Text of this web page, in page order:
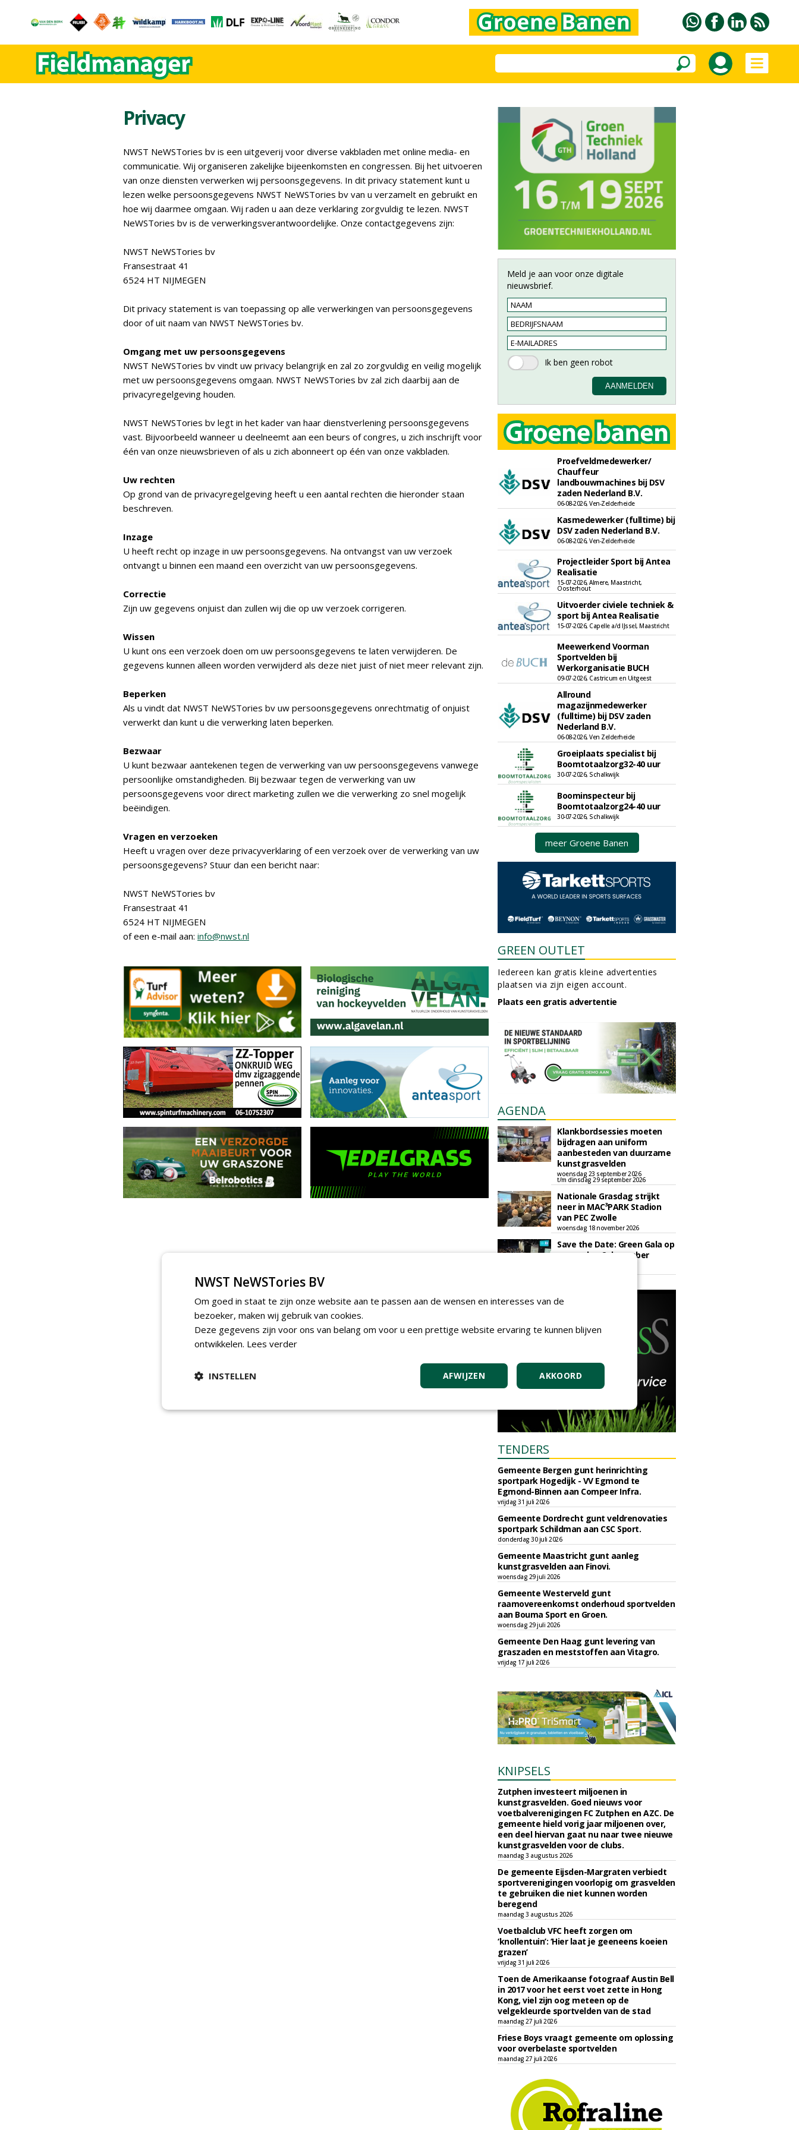
Privacy
NWST NeWSTories bv is een uitgeverij voor diverse vakbladen met online media- en
communicatie. Wij organiseren zakelijke bijeenkomsten en congressen. Bij het uitvoeren
van onze diensten verwerken wij persoonsgegevens. In dit privacy statement kunt u
lezen welke persoonsgegevens NWST NeWSTories bv van u verzamelt en gebruikt en
hoe wij daarmee omgaan. Wij raden u aan deze verklaring zorgvuldig te lezen. NWST
NeWSTories bv is de verwerkingsverantwoordelijke. Onze contactgegevens zijn:
NWST NeWSTories bv
Fransestraat 41
6524 HT NIJMEGEN
Dit privacy statement is van toepassing op alle verwerkingen van persoonsgegevens
door of uit naam van NWST NeWSTories bv.
Omgang met uw persoonsgegevens
NWST NeWSTories bv vindt uw privacy belangrijk en zal zo zorgvuldig en veilig mogelijk
met uw persoonsgegevens omgaan. NWST NeWSTories bv zal zich daarbij aan de
privacyregelgeving houden.
NWST NeWSTories bv legt in het kader van haar dienstverlening persoonsgegevens
vast. Bijvoorbeeld wanneer u deelneemt aan een beurs of congres, u zich inschrijft voor
één van onze nieuwsbrieven of als u zich abonneert op één van onze vakbladen.
Uw rechten
Op grond van de privacyregelgeving heeft u een aantal rechten die hieronder staan
beschreven.
Inzage
U heeft recht op inzage in uw persoonsgegevens. Na ontvangst van uw verzoek
ontvangt u binnen een maand een overzicht van uw persoonsgegevens.
Correctie
Zijn uw gegevens onjuist dan zullen wij die op uw verzoek corrigeren.
Wissen
U kunt ons een verzoek doen om uw persoonsgegevens te laten verwijderen. De
gegevens kunnen alleen worden verwijderd als deze niet juist of niet meer relevant zijn.
Beperken
Als u vindt dat NWST NeWSTories bv uw persoonsgegevens onrechtmatig of onjuist
verwerkt dan kunt u die verwerking laten beperken.
Bezwaar
U kunt bezwaar aantekenen tegen de verwerking van uw persoonsgegevens vanwege
persoonlijke omstandigheden. Bij bezwaar tegen de verwerking van uw
persoonsgegevens voor direct marketing zullen we die verwerking zo snel mogelijk
beëindigen.
Vragen en verzoeken
Heeft u vragen over deze privacyverklaring of een verzoek over de verwerking van uw
persoonsgegevens? Stuur dan een bericht naar:
NWST NeWSTories bv
Fransestraat 41
6524 HT NIJMEGEN
of een e-mail aan: info@nwst.nl
Meld je aan voor onze digitale
nieuwsbrief.
Proefveldmedewerker/
Chauffeur
landbouwmachines bij DSV
zaden Nederland B.V.
06-08-2026, Ven-Zelderheide
Kasmedewerker (fulltime) bij
DSV zaden Nederland B.V.
06-08-2026, Ven-Zelderheide
Projectleider Sport bij Antea
Realisatie
15-07-2026, Almere, Maastricht,
Oosterhout
Uitvoerder civiele techniek &
sport bij Antea Realisatie
15-07-2026, Capelle a/d IJssel, Maastricht
Meewerkend Voorman
Sportvelden bij
Werkorganisatie BUCH
09-07-2026, Castricum en Uitgeest
Allround
magazijnmedewerker
(fulltime) bij DSV zaden
Nederland B.V.
06-08-2026, Ven Zelderheide
Groeiplaats specialist bij
Boomtotaalzorg32-40 uur
30-07-2026, Schalkwijk
Boominspecteur bij
Boomtotaalzorg24-40 uur
30-07-2026, Schalkwijk
meer Groene Banen
GREEN OUTLET
Iedereen kan gratis kleine advertenties
plaatsen via zijn eigen account.
Plaats een gratis advertentie
AGENDA
Klankbordsessies moeten
bijdragen aan uniform
aanbesteden van duurzame
kunstgrasvelden
woensdag 23 september 2026
t/m dinsdag 29 september 2026
Nationale Grasdag strijkt
neer in MAC³PARK Stadion
van PEC Zwolle
woensdag 18 november 2026
Save the Date: Green Gala op
woensdag 2 december
TENDERS
Gemeente Bergen gunt herinrichting
sportpark Hogedijk - VV Egmond te
Egmond-Binnen aan Compeer Infra.
vrijdag 31 juli 2026
Gemeente Dordrecht gunt veldrenovaties
sportpark Schildman aan CSC Sport.
donderdag 30 juli 2026
Gemeente Maastricht gunt aanleg
kunstgrasvelden aan Finovi.
woensdag 29 juli 2026
Gemeente Westerveld gunt
raamovereenkomst onderhoud sportvelden
aan Bouma Sport en Groen.
woensdag 29 juli 2026
Gemeente Den Haag gunt levering van
graszaden en meststoffen aan Vitagro.
vrijdag 17 juli 2026
KNIPSELS
Zutphen investeert miljoenen in
kunstgrasvelden. Goed nieuws voor
voetbalverenigingen FC Zutphen en AZC. De
gemeente hield vorig jaar miljoenen over,
een deel hiervan gaat nu naar twee nieuwe
kunstgrasvelden voor de clubs.
maandag 3 augustus 2026
De gemeente Eijsden-Margraten verbiedt
sportverenigingen voorlopig om grasvelden
te gebruiken die niet kunnen worden
beregend
maandag 3 augustus 2026
Voetbalclub VFC heeft zorgen om
‘knollentuin’: ‘Hier laat je geeneens koeien
grazen’
vrijdag 31 juli 2026
Toen de Amerikaanse fotograaf Austin Bell
in 2017 voor het eerst voet zette in Hong
Kong, viel zijn oog meteen op de
velgekleurde sportvelden van de stad
maandag 27 juli 2026
Friese Boys vraagt gemeente om oplossing
voor overbelaste sportvelden
maandag 27 juli 2026
NWST NeWSTories BV
Om goed in staat te zijn onze website aan te passen aan de wensen en interesses van de
bezoeker, maken wij gebruik van cookies.
Deze gegevens zijn voor ons van belang om voor u een prettige website ervaring te kunnen blijven
ontwikkelen. Lees verder
AKKOORD
AFWIJZEN
INSTELLEN